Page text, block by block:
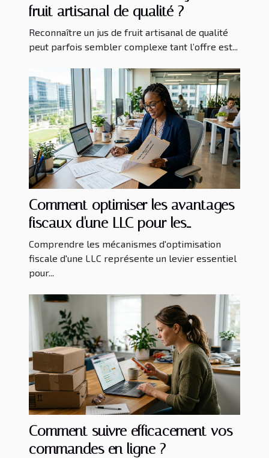
fruit artisanal de qualité ?
Reconnaître un jus de fruit artisanal de qualité
peut parfois sembler complexe tant l’offre est...
Comment optimiser les avantages
fiscaux d'une LLC pour les
investisseurs étrangers ?
Comprendre les mécanismes d'optimisation
fiscale d'une LLC représente un levier essentiel
pour...
Comment suivre efficacement vos
commandes en ligne ?